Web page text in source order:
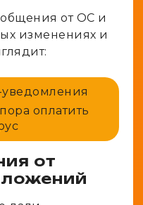
от ОС и
изменениях и
оплатить
от